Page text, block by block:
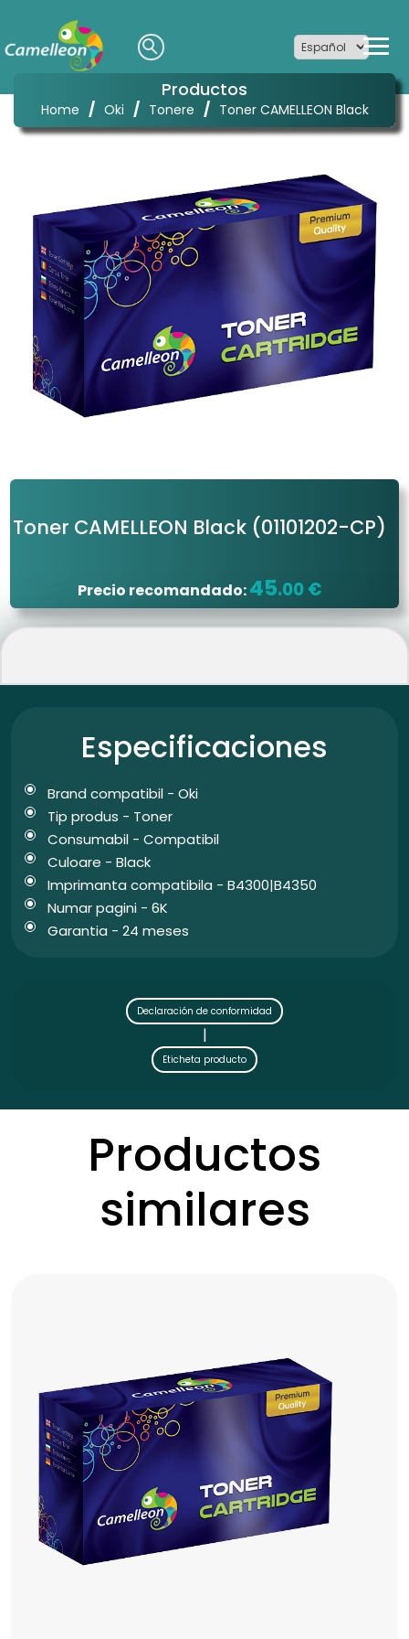
Productos
Home / Oki / Tonere / Toner CAMELLEON Black
Toner CAMELLEON Black (01101202-CP)
Precio recomandado:45.00 €
Especificaciones
Brand compatibil - Oki
Tip produs - Toner
Consumabil - Compatibil
Culoare - Black
Imprimanta compatibila - B4300|B4350
Numar pagini - 6K
Garantia - 24 meses
Declaración de conformidad
|
Eticheta producto
Productos
similares